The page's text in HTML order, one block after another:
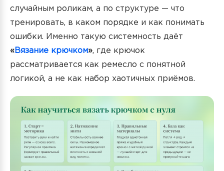
случайным роликам, а по структуре — что
тренировать, в каком порядке и как понимать
ошибки. Именно такую системность даёт
« Вязание крючком», где крючок
рассматривается как ремесло с понятной
логикой, а не как набор хаотичных приёмов.